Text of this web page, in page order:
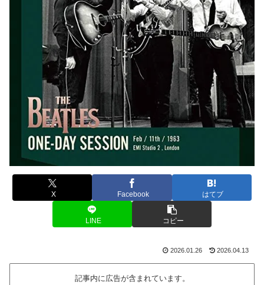
X Facebook はてブ
LINE コピー
2026.01.26 2026.04.13
記事内に広告が含まれています。